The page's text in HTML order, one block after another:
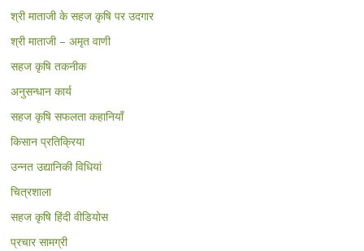
श्री माताजी के सहज कृषि पर उदगार
श्री माताजी – अमृत वाणी
सहज कृषि तकनीक
अनुसन्धान कार्य
सहज कृषि सफलता कहानियाँ
किसान प्रतिक्रिया
उन्नत उद्यानिकी विधियां
चित्रशाला
सहज कृषि हिंदी वीडियोस
प्रचार सामग्री